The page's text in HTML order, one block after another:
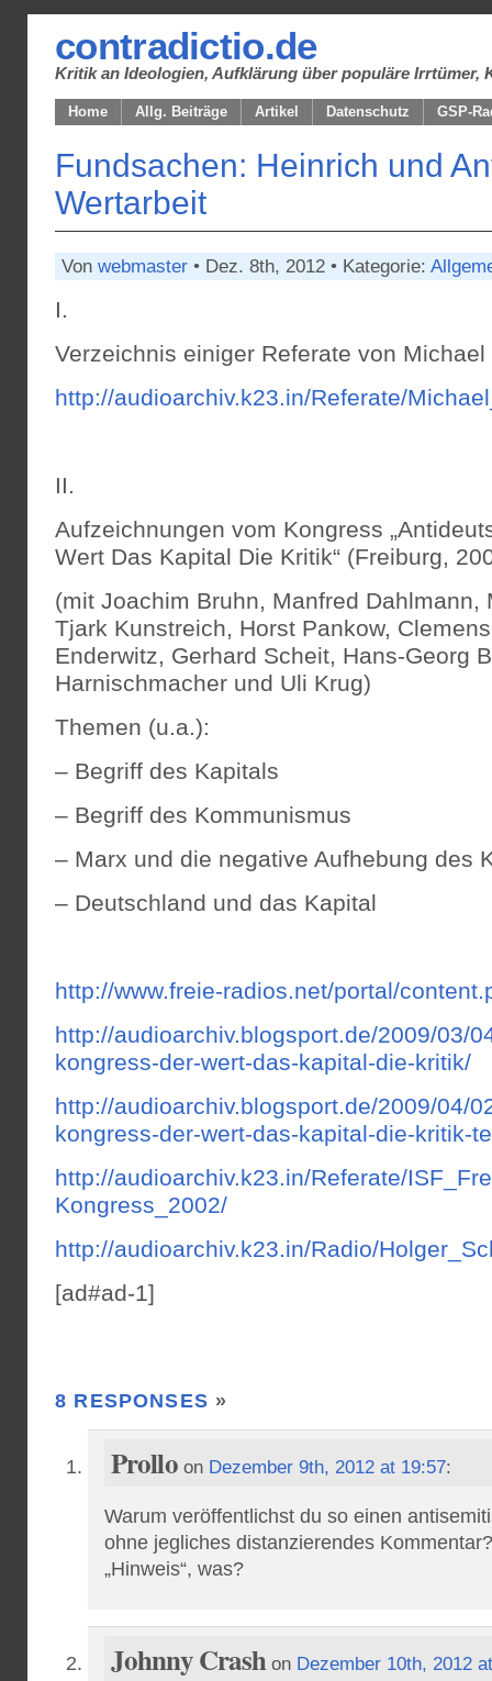
contradictio.de
Kritik an Ideologien, Aufklärung über populäre Irrtümer,
Home Allg. Beiträge Artikel Datenschutz GSP-
Fundsachen: Heinrich und
Wertarbeit
Von webmaster • Dez. 8th, 2012 • Kategorie:
I.
Verzeichnis einiger Referate von Michael
http://audioarchiv.k23.in/Referate/
II.
Aufzeichnungen vom Kongress
Wert Das Kapital Die Kritik“ (Freiburg,
(mit Joachim Bruhn, Manfred Dahlmann,
Tjark Kunstreich, Horst Pankow,
Enderwitz, Gerhard Scheit, Hans-Georg
Harnischmacher und Uli Krug)
Themen (u.a.):
– Begriff des Kapitals
– Begriff des Kommunismus
– Marx und die negative Aufhebung des
– Deutschland und das Kapital
http://www.freie-radios.net/portal/
http://audioarchiv.blogsport.de/2009/03/
kongress-der-wert-das-kapital-die-kritik/
http://audioarchiv.blogsport.de/2009/04/
kongress-der-wert-das-kapital-die-kritik-
http://audioarchiv.k23.in/Referate/
Kongress_2002/
http://audioarchiv.k23.in/Radio/
[ad#ad-1]
8 RESPONSES »
Prolloon Dezember 9th, 2012 at 19:57:
Warum veröffentlichst du so einen
ohne jegliches distanzierendes
„Hinweis“, was?
Johnny Crashon Dezember 10th, 2012